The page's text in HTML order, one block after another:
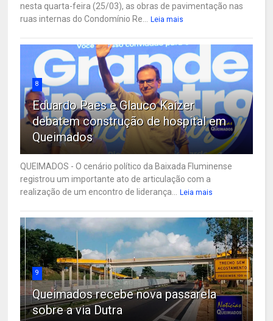
nesta quarta-feira (25/03), as obras de pavimentação nas
ruas internas do Condomínio Re...
Leia mais
8
Eduardo Paes e Glauco Kaizer
debatem construção de hospital em
Queimados
QUEIMADOS - O cenário político da Baixada Fluminense
registrou um importante ato de articulação com a
realização de um encontro de liderança...
Leia mais
9
Queimados recebe nova passarela
sobre a via Dutra